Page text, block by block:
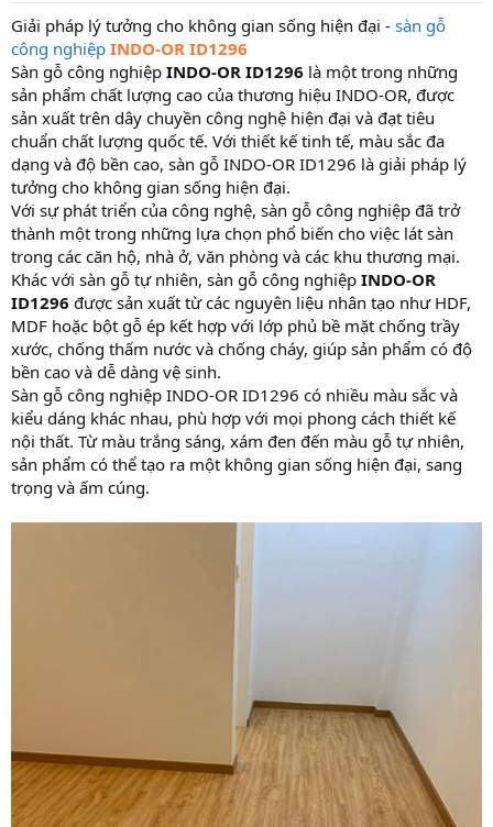
Giải pháp lý tưởng cho không gian sống hiện đại - sàn gỗ
công nghiệp INDO-OR ID1296
Sàn gỗ công nghiệp INDO-OR ID1296 là một trong những
sản phẩm chất lượng cao của thương hiệu INDO-OR, được
sản xuất trên dây chuyền công nghệ hiện đại và đạt tiêu
chuẩn chất lượng quốc tế. Với thiết kế tinh tế, màu sắc đa
dạng và độ bền cao, sàn gỗ INDO-OR ID1296 là giải pháp lý
tưởng cho không gian sống hiện đại.
Với sự phát triển của công nghệ, sàn gỗ công nghiệp đã trở
thành một trong những lựa chọn phổ biến cho việc lát sàn
trong các căn hộ, nhà ở, văn phòng và các khu thương mại.
Khác với sàn gỗ tự nhiên, sàn gỗ công nghiệp INDO-OR
ID1296 được sản xuất từ các nguyên liệu nhân tạo như HDF,
MDF hoặc bột gỗ ép kết hợp với lớp phủ bề mặt chống trầy
xước, chống thấm nước và chống cháy, giúp sản phẩm có độ
bền cao và dễ dàng vệ sinh.
Sàn gỗ công nghiệp INDO-OR ID1296 có nhiều màu sắc và
kiểu dáng khác nhau, phù hợp với mọi phong cách thiết kế
nội thất. Từ màu trắng sáng, xám đen đến màu gỗ tự nhiên,
sản phẩm có thể tạo ra một không gian sống hiện đại, sang
trọng và ấm cúng.